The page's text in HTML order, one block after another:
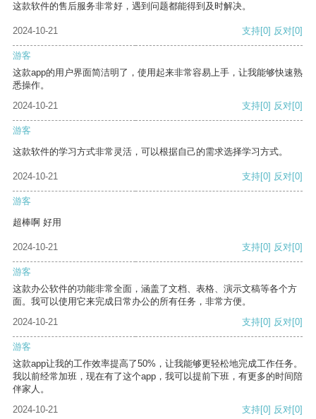
这款软件的售后服务非常好，遇到问题都能得到及时解决。
2024-10-21 支持[0] 反对[0]
游客
这款app的用户界面简洁明了，使用起来非常容易上手，让我能够快速熟
悉操作。
2024-10-21
支持[0] 反对[0]
游客
这款软件的学习方式非常灵活，可以根据自己的需求选择学习方式。
2024-10-21 支持[0] 反对[0]
游客
超棒啊 好用
2024-10-21 支持[0] 反对[0]
游客
这款办公软件的功能非常全面，涵盖了文档、表格、演示文稿等各个方
面。我可以使用它来完成日常办公的所有任务，非常方便。
2024-10-21
支持[0] 反对[0]
游客
这款app让我的工作效率提高了50%，让我能够更轻松地完成工作任务。
我以前经常加班，现在有了这个app，我可以提前下班，有更多的时间陪
伴家人。
2024-10-21
支持[0] 反对[0]